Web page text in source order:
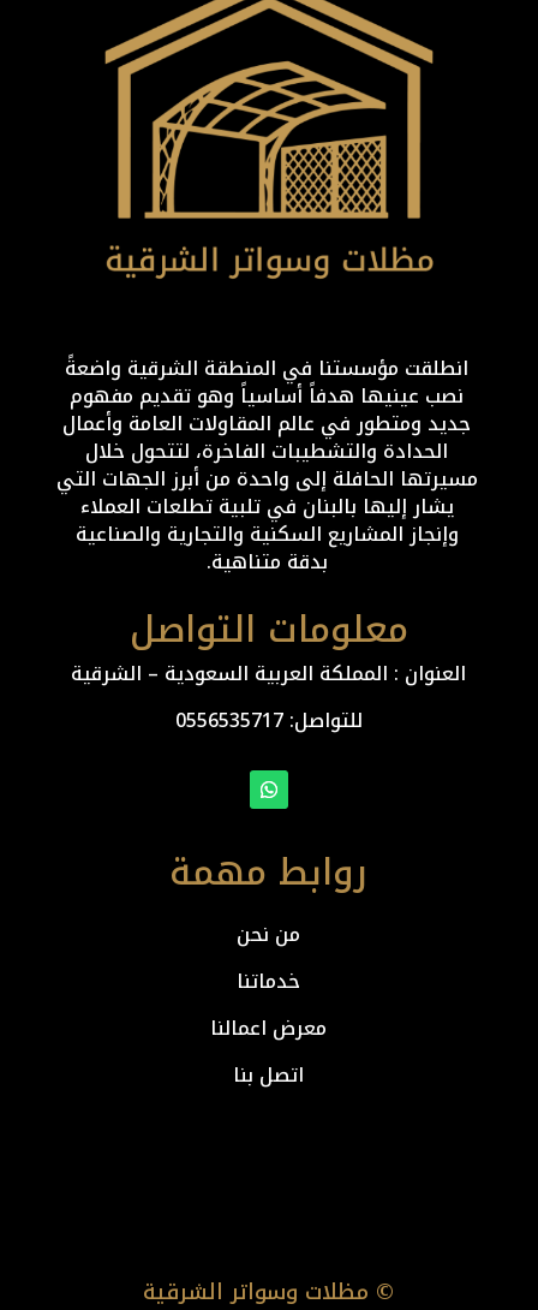
انطلقت مؤسستنا في المنطقة الشرقية واضعةً
نصب عينيها هدفاً أساسياً وهو تقديم مفهوم
جديد ومتطور في عالم المقاولات العامة وأعمال
الحدادة والتشطيبات الفاخرة، لتتحول خلال
مسيرتها الحافلة إلى واحدة من أبرز الجهات التي
يشار إليها بالبنان في تلبية تطلعات العملاء
وإنجاز المشاريع السكنية والتجارية والصناعية
بدقة متناهية.
معلومات التواصل
العنوان : المملكة العربية السعودية – الشرقية
للتواصل: ⁦0556535717
روابط مهمة
من نحن
خدماتنا
معرض اعمالنا
اتصل بنا
© مظلات وسواتر الشرقية